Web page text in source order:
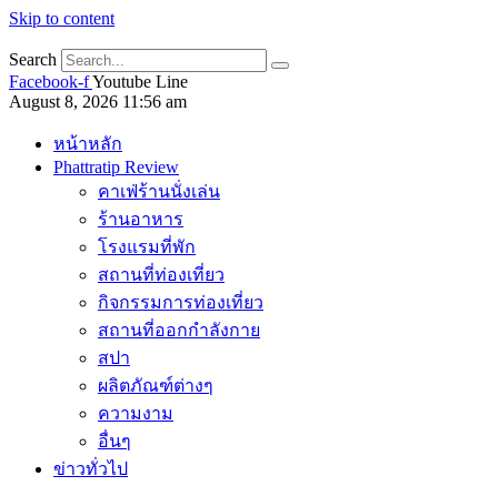
Skip to content
Search
Facebook-fYoutube Line
August 8, 2026 11:56 am
หน้าหลัก
Phattratip Review
คาเฟ่ร้านนั่งเล่น
ร้านอาหาร
โรงแรมที่พัก
สถานที่ท่องเที่ยว
กิจกรรมการท่องเที่ยว
สถานที่ออกกำลังกาย
สปา
ผลิตภัณฑ์ต่างๆ
ความงาม
อื่นๆ
ข่าวทั่วไป